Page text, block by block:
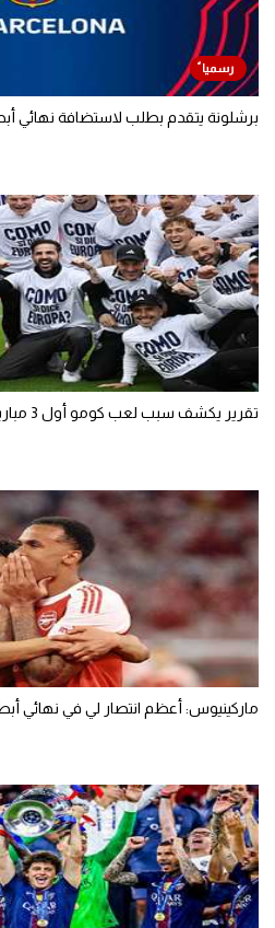
برشلونة يتقدم بطلب لاستضافة نهائي أبطال
تقرير يكشف سبب لعب كومو أول 3 مباريات متتالية خارج ملعبه
ماركينيوس: أعظم انتصار لي في نهائي